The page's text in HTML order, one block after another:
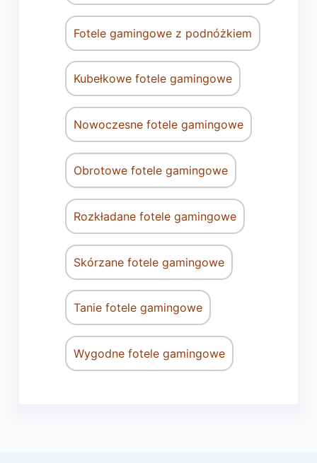
Fotele gamingowe z podnóżkiem
Kubełkowe fotele gamingowe
Nowoczesne fotele gamingowe
Obrotowe fotele gamingowe
Rozkładane fotele gamingowe
Skórzane fotele gamingowe
Tanie fotele gamingowe
Wygodne fotele gamingowe